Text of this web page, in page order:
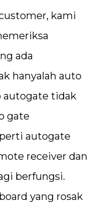
kami
ada
hanyalah auto
autogate tidak
gate
autogate
receiver dan
berfungsi.
yang rosak